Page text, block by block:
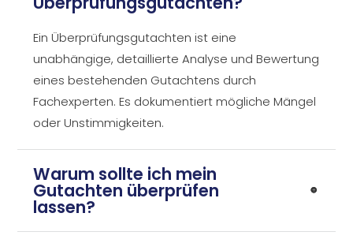
Ein Überprüfungsgutachten ist eine
unabhängige, detaillierte Analyse und Bewertung
eines bestehenden Gutachtens durch
Fachexperten. Es dokumentiert mögliche Mängel
oder Unstimmigkeiten.
Warum sollte ich mein
Gutachten überprüfen
lassen?